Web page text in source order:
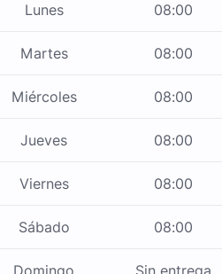
Lunes 08:00
Martes 08:00
Miércoles 08:00
Jueves 08:00
Viernes 08:00
Sábado 08:00